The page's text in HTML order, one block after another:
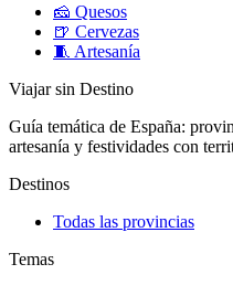
🧀 Quesos
🍺 Cervezas
🧵 Artesanía
Viajar sin Destino
Guía temática de España:
artesanía y festividades con
Destinos
Todas las provincias
Temas